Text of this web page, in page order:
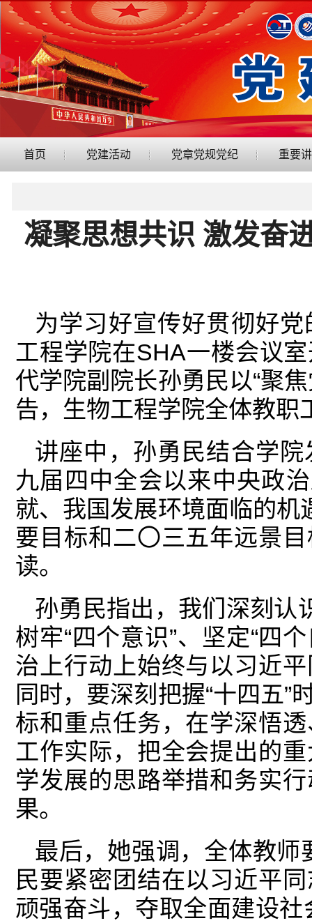
首页 党建活动 党章党规党纪 重要
凝聚思想共识 激发奋
为学习好宣传好贯彻好
工程学院在SHA一楼会议
代学院副院长孙勇民以“聚
告，生物工程学院全体教职
讲座中，孙勇民结合学
九届四中全会以来中央政
就、我国发展环境面临的机
要目标和二〇三五年远景
读。
孙勇民指出，我们深刻认
树牢“四个意识”、坚定“四
治上行动上始终与以习近
同时，要深刻把握“十四五
标和重点任务，在学深悟
工作实际，把全会提出的
学发展的思路举措和务实
果。
最后，她强调，全体教师
民要紧密团结在以习近平
顽强奋斗，夺取全面建设